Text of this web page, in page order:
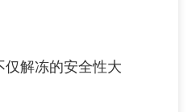
解冻的安全性大